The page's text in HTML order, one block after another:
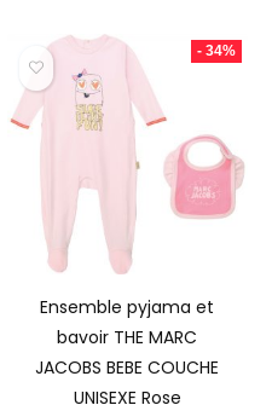
- 34%
Ensemble pyjama et
bavoir THE MARC
JACOBS BEBE COUCHE
UNISEXE Rose